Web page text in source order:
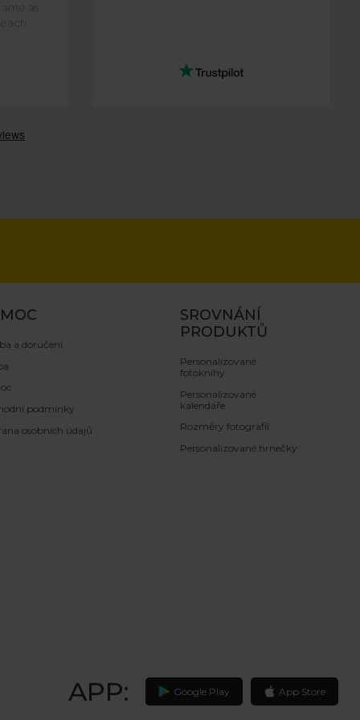
as
a doručení
podmínky
osobních údajů
SROVNÁNÍ
PRODUKTŮ
Personalizované
fotoknihy
Personalizované
kalendáře
Rozměry fotografií
Personalizované hrnečky
APP: Google Play App Store